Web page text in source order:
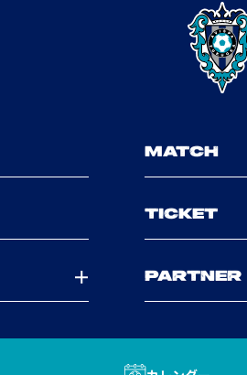
MATCH
TICKET
PARTNER